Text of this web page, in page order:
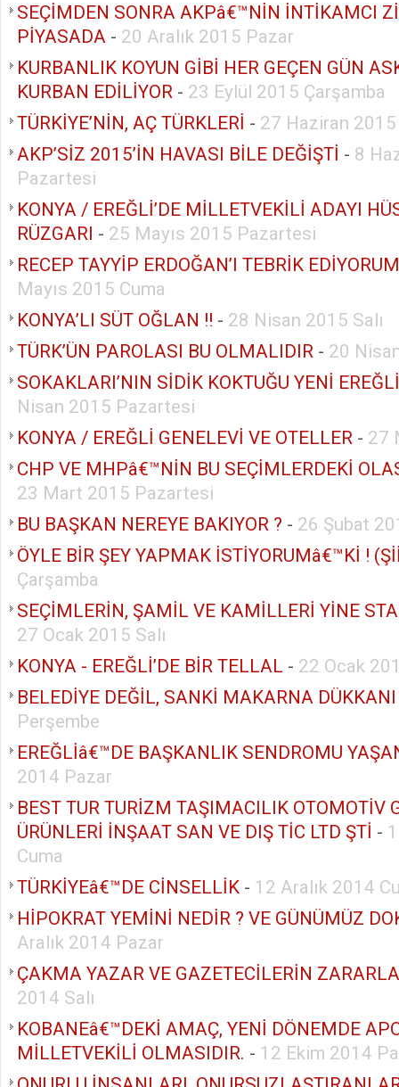
SEÇİMDEN SONRA AKPâ€™NİN İNTİKAMCI
PİYASADA - 20 Aralık 2015 Pazar
KURBANLIK KOYUN GİBİ HER GEÇEN GÜN
KURBAN EDİLİYOR - 23 Eylül 2015 Çarşamba
TÜRKİYE’NİN, AÇ TÜRKLERİ - 27 Haziran
AKP’SİZ 2015’İN HAVASI BİLE DEĞİŞTİ - 8
Pazartesi
KONYA / EREĞLİ’DE MİLLETVEKİLİ ADAYI
RÜZGARI - 25 Mayıs 2015 Pazartesi
RECEP TAYYİP ERDOĞAN’I TEBRİK
Mayıs 2015 Cuma
KONYA’LI SÜT OĞLAN !! - 28 Nisan 2015 Salı
TÜRK’ÜN PAROLASI BU OLMALIDIR - 20
SOKAKLARI’NIN SİDİK KOKTUĞU YENİ
Nisan 2015 Pazartesi
KONYA / EREĞLİ GENELEVİ VE OTELLER - 27
CHP VE MHPâ€™NİN BU SEÇİMLERDEKİ
23 Mart 2015 Pazartesi
BU BAŞKAN NEREYE BAKIYOR ? - 26 Şubat
ÖYLE BİR ŞEY YAPMAK İSTİYORUMâ€™Kİ !
Çarşamba
SEÇİMLERİN, ŞAMİL VE KAMİLLERİ YİNE
27 Ocak 2015 Salı
KONYA - EREĞLİ’DE BİR TELLAL - 22 Ocak
BELEDİYE DEĞİL, SANKİ MAKARNA DÜKKANI
Perşembe
EREĞLİâ€™DE BAŞKANLIK SENDROMU
2014 Pazar
BEST TUR TURİZM TAŞIMACILIK OTOMOTİV
ÜRÜNLERİ İNŞAAT SAN VE DIŞ TİC LTD ŞTİ -
Cuma
TÜRKİYEâ€™DE CİNSELLİK - 12 Aralık 2014
HİPOKRAT YEMİNİ NEDİR ? VE GÜNÜMÜZ
Aralık 2014 Pazar
ÇAKMA YAZAR VE GAZETECİLERİN
2014 Salı
KOBANEâ€™DEKİ AMAÇ, YENİ DÖNEMDE
MİLLETVEKİLİ OLMASIDIR. - 12 Ekim 2014